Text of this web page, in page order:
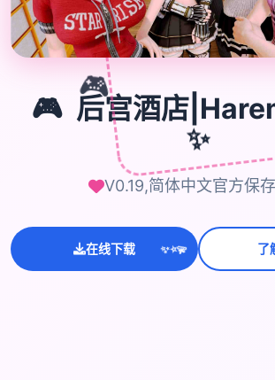
🎮
🎮 后宫酒店
✨
V0.19,简体中文官方保
在线下载 ✨⭐💫 了